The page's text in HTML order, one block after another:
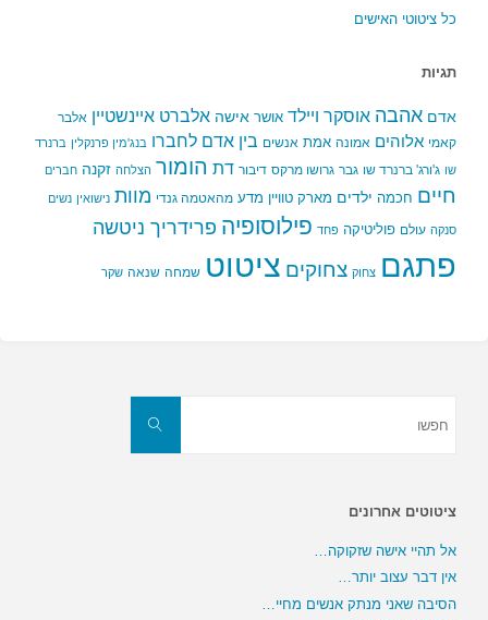
כל ציטוטי האישים
תגיות
אדם אהבה אוסקר ויילד אושר אישה אלברט איינשטיין אלבר
קאמי אלוהים אמונה אמת אנשים בין אדם לחברו בנג'מין פרנקלין ברנרד
שו ג'ורג' ברנרד שו גבר גרושו מרקס דיבור דת הומור הצלחה זקנה חברים
חיים חכמה ילדים מארק טוויין מדע מהאטמה גנדי מוות נישואין נשים
סנקה עולם פוליטיקה פחד פילוסופיה פרידריך ניטשה
פתגם צחוק צחוקים ציטוט שמחה שנאה שקר
חפשו
ציטוטים אחרונים
אל תהיי אישה שזקוקה…
אין דבר עצוב יותר…
הסיבה שאני מנתק אנשים מחיי…